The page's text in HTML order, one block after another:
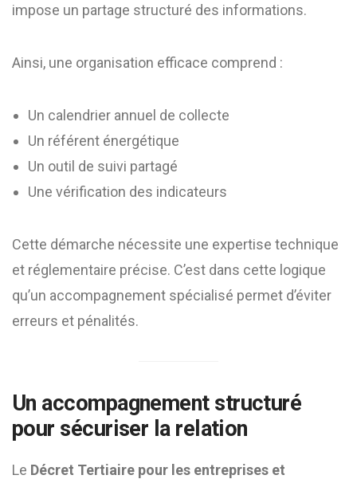
impose un partage structuré des informations.
Ainsi, une organisation efficace comprend :
Un calendrier annuel de collecte
Un référent énergétique
Un outil de suivi partagé
Une vérification des indicateurs
Cette démarche nécessite une expertise technique
et réglementaire précise. C’est dans cette logique
qu’un accompagnement spécialisé permet d’éviter
erreurs et pénalités.
Un accompagnement structuré
pour sécuriser la relation
Le Décret Tertiaire pour les entreprises et